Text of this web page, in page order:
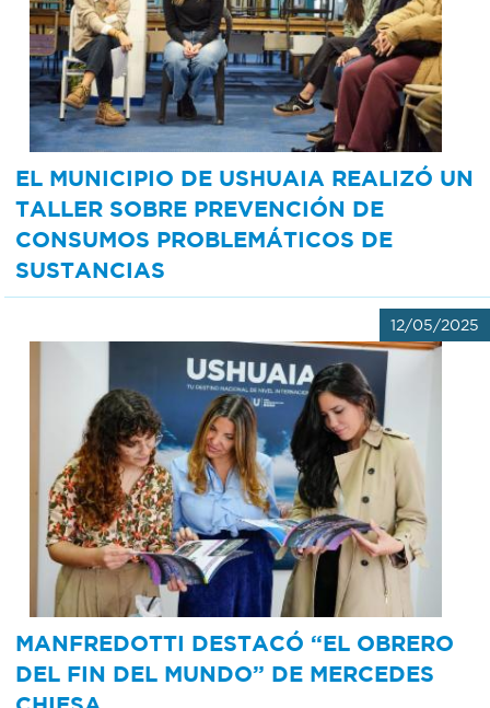
EL MUNICIPIO DE USHUAIA REALIZÓ UN
TALLER SOBRE PREVENCIÓN DE
CONSUMOS PROBLEMÁTICOS DE
SUSTANCIAS
12/05/2025
MANFREDOTTI DESTACÓ “EL OBRERO
DEL FIN DEL MUNDO” DE MERCEDES